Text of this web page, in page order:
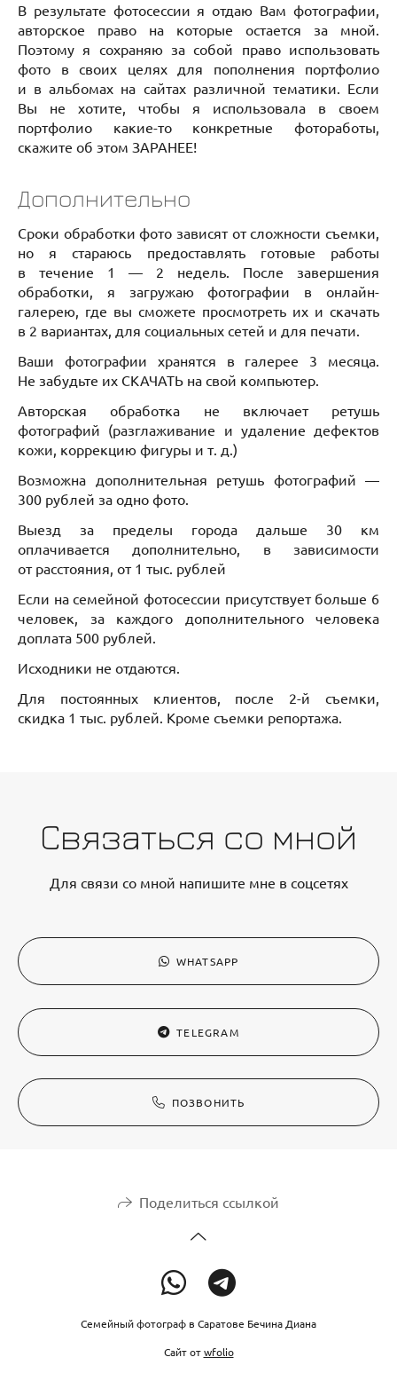
В результате фотосессии я отдаю Вам фотографии,
авторское право на которые остается за мной.
Поэтому я сохраняю за собой право использовать
фото в своих целях для пополнения портфолио
и в альбомах на сайтах различной тематики. Если
Вы не хотите, чтобы я использовала в своем
портфолио какие-то конкретные фотоработы,
скажите об этом ЗАРАНЕЕ!
Дополнительно
Сроки обработки фото зависят от сложности съемки,
но я стараюсь предоставлять готовые работы
в течение 1 — 2 недель. После завершения
обработки, я загружаю фотографии в онлайн-
галерею, где вы сможете просмотреть их и скачать
в 2 вариантах, для социальных сетей и для печати.
Ваши фотографии хранятся в галерее 3 месяца.
Не забудьте их СКАЧАТЬ на свой компьютер.
Авторская обработка не включает ретушь
фотографий (разглаживание и удаление дефектов
кожи, коррекцию фигуры и т. д.)
Возможна дополнительная ретушь фотографий —
300 рублей за одно фото.
Выезд за пределы города дальше 30 км
оплачивается дополнительно, в зависимости
от расстояния, от 1 тыс. рублей
Если на семейной фотосессии присутствует больше 6
человек, за каждого дополнительного человека
доплата 500 рублей.
Исходники не отдаются.
Для постоянных клиентов, после 2-й съемки,
скидка 1 тыс. рублей. Кроме съемки репортажа.
Связаться со мной
Для связи со мной напишите мне в соцсетях
WHATSAPP
TELEGRAM
ПОЗВОНИТЬ
Поделиться ссылкой
Семейный фотограф в Саратове Бечина Диана
Сайт отwfolio